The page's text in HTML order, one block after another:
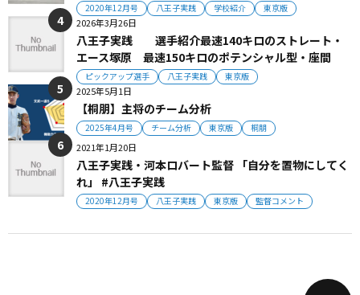
2020年12月号 八王子実践 学校紹介 東京版
2026年3月26日
八王子実践 選手紹介最速140キロのストレート・
エース塚原 最速150キロのポテンシャル型・座間
ピックアップ選手 八王子実践 東京版
2025年5月1日
【桐朋】主将のチーム分析
2025年4月号 チーム分析 東京版 桐朋
2021年1月20日
八王子実践・河本ロバート監督 「自分を置物にしてく
れ」 #八王子実践
2020年12月号 八王子実践 東京版 監督コメント